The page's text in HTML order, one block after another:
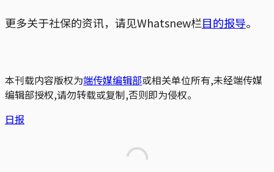
更多关于社保的资讯，请见Whatsnew栏目的报导。
本刊载内容版权为端传媒编辑部或相关单位所有,未经端传媒
编辑部授权,请勿转载或复制,否则即为侵权。
日报